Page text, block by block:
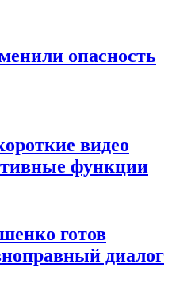
опасность
видео
функции
готов
диалог